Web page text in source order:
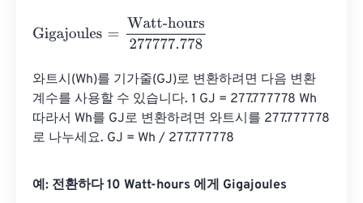
Gigajoules Watt-hours277777.778
와트시(Wh)를 기가줄(GJ)로 변환하려면 다음 변환
계수를 사용할 수 있습니다. 1 GJ = 277.777778 Wh
따라서 Wh를 GJ로 변환하려면 와트시를 277.777778
로 나누세요. GJ = Wh / 277.777778
예: 전환하다 10 Watt-hours 에게 Gigajoules